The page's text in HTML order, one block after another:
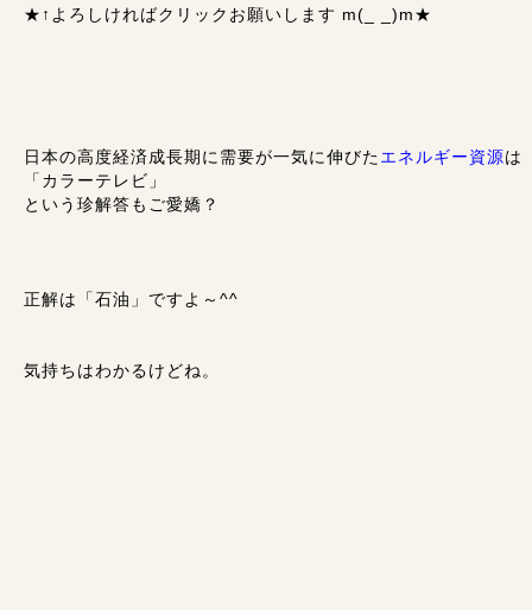
★↑ よろしければクリックお願いします m(_ _)m★
日本の高度経済成長期に需要が一気に伸びたエネルギー資源は
「カラーテレビ」
という珍解答もご愛嬌？
正解は「石油」ですよ～^^
気持ちはわかるけどね。